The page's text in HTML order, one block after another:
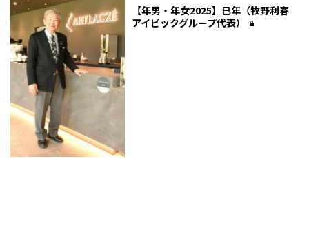
【年男・年女2025】巳年（牧野利春
アイビックグループ代表）